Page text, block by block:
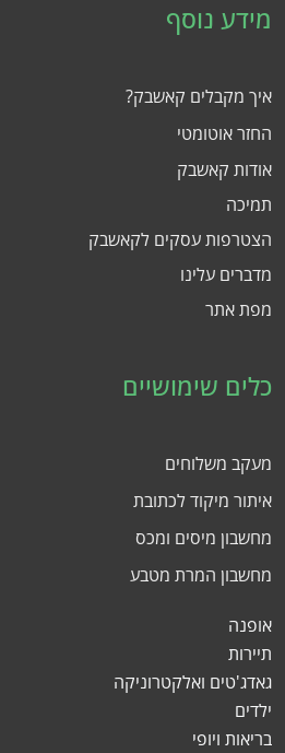
מידע נוסף
איך מקבלים קאשבק?
החזר אוטומטי
אודות קאשבק
תמיכה
הצטרפות עסקים לקאשבק
מדברים עלינו
מפת אתר
כלים שימושיים
מעקב משלוחים
איתור מיקוד לכתובת
מחשבון מיסים ומכס
מחשבון המרת מטבע
אופנה
תיירות
גאדג'טים ואלקטרוניקה
ילדים
בריאות ויופי